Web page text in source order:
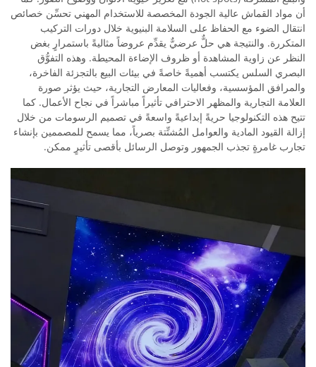
أن مواد القماش عالية الجودة المخصصة للاستخدام المهني تحسِّن خصائص
انتقال الضوء مع الحفاظ على السلامة البنيوية خلال دورات التركيب
المتكررة. والنتيجة هي حلٌّ عرضيٌّ يقدِّم عروضاً مثاليةً باستمرارٍ بغض
النظر عن زاوية المشاهدة أو ظروف الإضاءة المحيطة. وهذه التفوُّق
البصري السلس يكتسب أهميةً خاصةً في بيئات البيع بالتجزئة الفاخرة،
والمرافق المؤسسية، وفعاليات المعارض التجارية، حيث يؤثر صورة
العلامة التجارية والمظهر الاحترافي تأثيراً مباشراً في نجاح الأعمال. كما
تتيح هذه التكنولوجيا حريةً إبداعيةً واسعةً في تصميم الرسومات من خلال
إزالة القيود المادية والعوامل المُشتِّتة بصرياً، مما يسمح للمصممين بإنشاء
تجارب غامرةٍ تجذب الجمهور وتوصل الرسائل بأقصى تأثيرٍ ممكن.